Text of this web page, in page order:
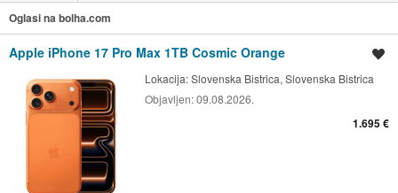
Oglasi na bolha.com
Apple iPhone 17 Pro Max 1TB Cosmic Orange
Lokacija:Slovenska Bistrica, Slovenska Bistrica
Objavljen:09.08.2026.
1.695 €